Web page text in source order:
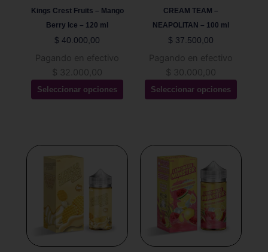
Kings Crest Fruits – Mango
Berry Ice – 120 ml
$ 40.000,00
Pagando en efectivo
$ 32.000,00
Seleccionar opciones
elegir
en
la
de
producto
CREAM TEAM –
NEAPOLITAN – 100 ml
$ 37.500,00
Pagando en efectivo
$ 30.000,00
Seleccionar opciones
elegir
en
la
de
producto
variantes.
Las
producto
tiene
múltiples
variantes.
Las